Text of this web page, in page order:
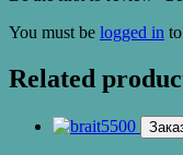
You must be logged in
Related